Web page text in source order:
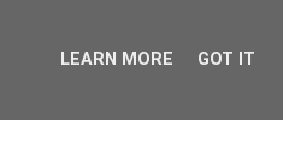
LEARN MORE GOT IT